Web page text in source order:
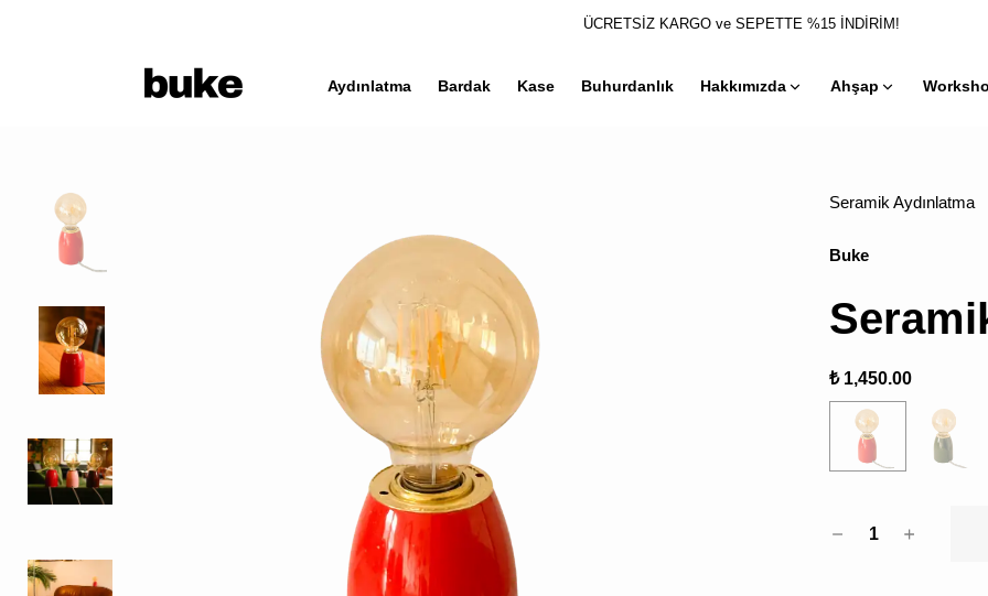
ÜCRETSİZ KARGO ve SEPETTE %15 İNDİRİM!
Aydınlatma Bardak Kase Buhurdanlık Hakkımızda Ahşap
Seramik Aydınlatma
Buke
₺ 1,450.00
1